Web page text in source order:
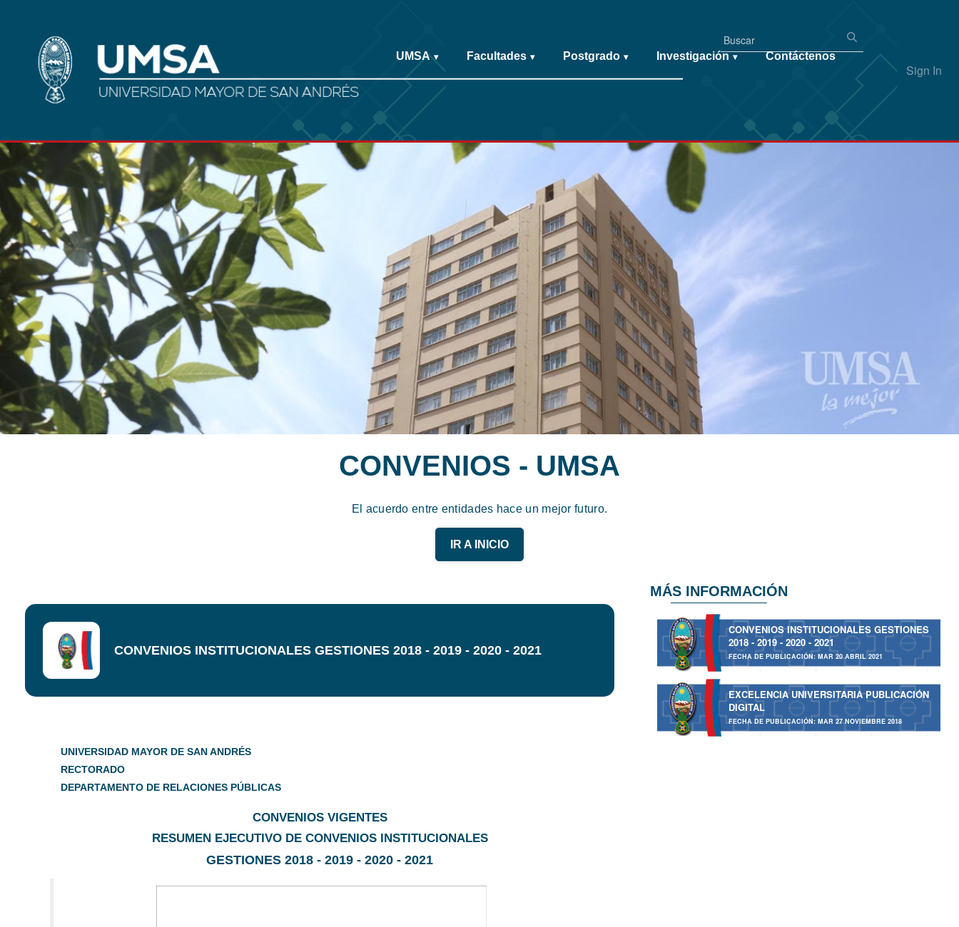
Sign In
UMSA ▾ Facultades ▾ Postgrado ▾ Investigación ▾ Contáctenos
CONVENIOS - UMSA
El acuerdo entre entidades hace un mejor futuro.
IR A INICIO
CONVENIOS INSTITUCIONALES GESTIONES 2018 - 2019 - 2020 - 2021
UNIVERSIDAD MAYOR DE SAN ANDRÉS
RECTORADO
DEPARTAMENTO DE RELACIONES PÚBLICAS
CONVENIOS VIGENTES
RESUMEN EJECUTIVO DE CONVENIOS INSTITUCIONALES
GESTIONES 2018 - 2019 - 2020 - 2021
MÁS INFORMACIÓN
CONVENIOS INSTITUCIONALES GESTIONES
2018 - 2019 - 2020 - 2021
FECHA DE PUBLICACIÓN: MAR 20 ABRIL 2021
EXCELENCIA UNIVERSITARIA PUBLICACIÓN
DIGITAL
FECHA DE PUBLICACIÓN: MAR 27 NOVIEMBRE 2018